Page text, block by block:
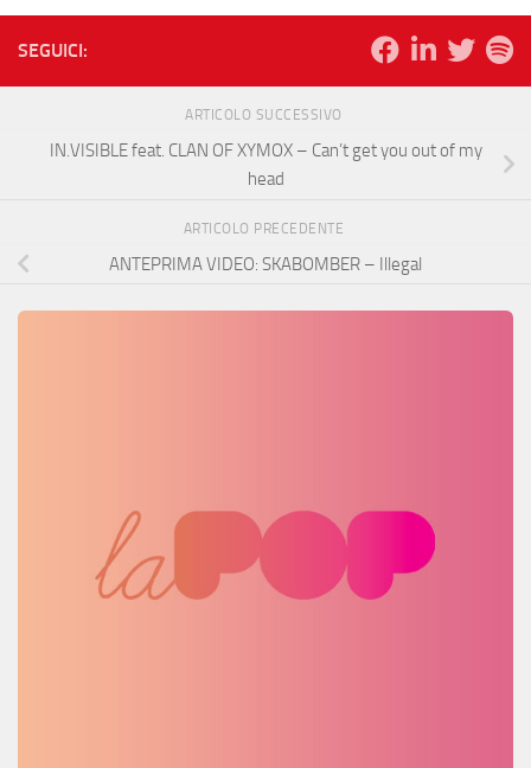
SEGUICI:
ARTICOLO SUCCESSIVO
IN.VISIBLE feat. CLAN OF XYMOX – Can’t get you out of my
head
ARTICOLO PRECEDENTE
ANTEPRIMA VIDEO: SKABOMBER – Illegal